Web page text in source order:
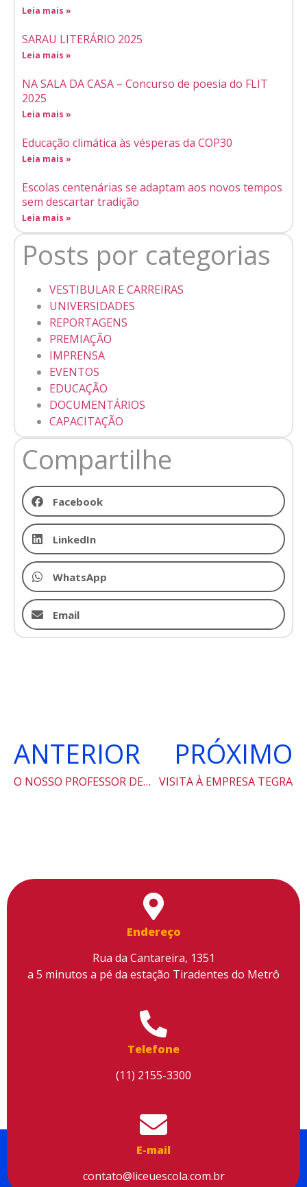
Leia mais »
SARAU LITERÁRIO 2025
Leia mais »
NA SALA DA CASA – Concurso de poesia do FLIT
2025
Leia mais »
Educação climática às vésperas da COP30
Leia mais »
Escolas centenárias se adaptam aos novos tempos
sem descartar tradição
Leia mais »
Posts por categorias
VESTIBULAR E CARREIRAS
UNIVERSIDADES
REPORTAGENS
PREMIAÇÃO
IMPRENSA
EVENTOS
EDUCAÇÃO
DOCUMENTÁRIOS
CAPACITAÇÃO
Compartilhe
Facebook
LinkedIn
WhatsApp
Email
ANTERIOR
O NOSSO PROFESSOR DEU UMA AULA NA TV.
PRÓXIMO
VISITA À EMPRESA TEGRA
Endereço
Rua da Cantareira, 1351
a 5 minutos a pé da estação Tiradentes do Metrô
Telefone
(11) 2155-3300
E-mail
contato@liceuescola.com.br
Utilizamos cookies para facilitar o uso do site, personalizar o
conteúdo, melhorar o seu desempenho e proporcionar mais
segurança à sua navegação. Para saber mais, consulte nossa
Política de Privacidade
Aceitar cookies